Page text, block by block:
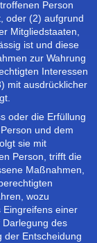
Person
oder (2) aufgrund
Mitgliedstaaten,
ist und diese
zur Wahrung
Interessen
mit ausdrücklicher
oder die Erfüllung
und dem
sie mit
Person, trifft die
Maßnahmen,
wozu
Eingreifens einer
Darlegung des
der Entscheidung